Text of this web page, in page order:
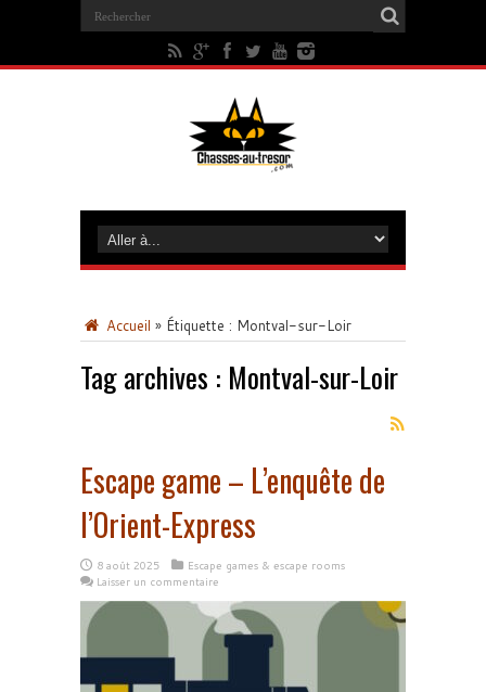
Accueil » Étiquette : Montval-sur-Loir
Tag archives : Montval-sur-Loir
Escape game – L’enquête de
l’Orient-Express
8 août 2025
Escape games & escape rooms
Laisser un commentaire